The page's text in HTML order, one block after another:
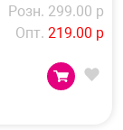
Розн. 299.00 р
Опт. 219.00 р